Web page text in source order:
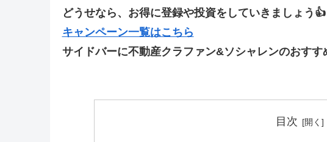
どうせなら、お得に登録や投資をしていきましょう👍
キャンペーン一覧はこちら
サイドバーに不動産クラファン&ソシャレンのおすす
目次